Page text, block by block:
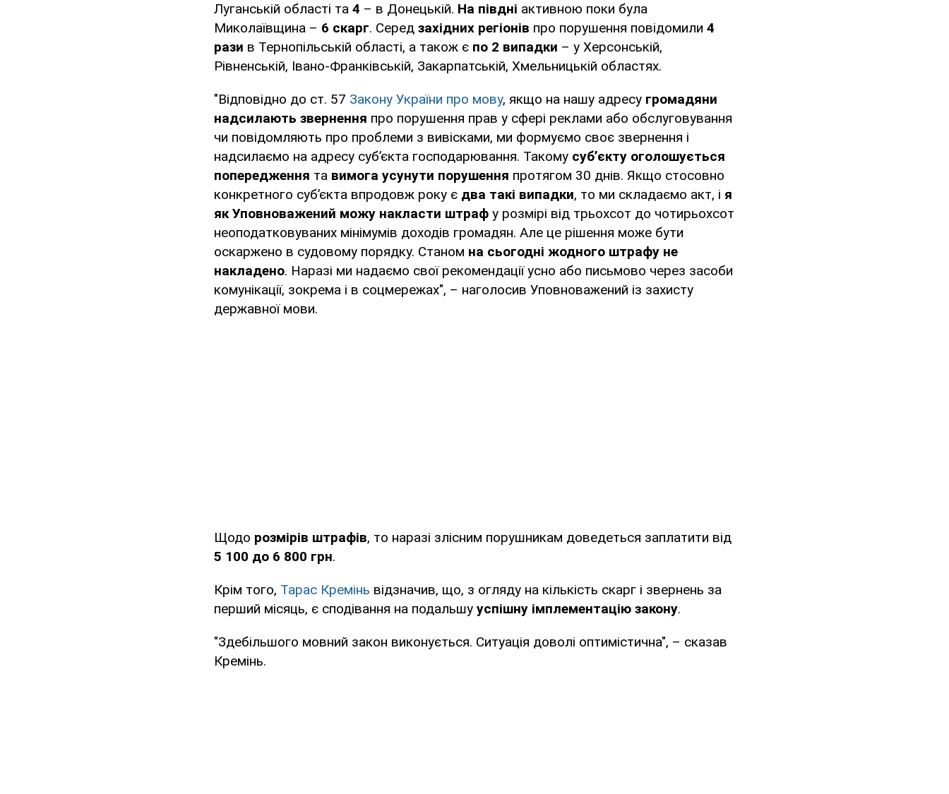
Луганській області та 4 – в Донецькій. На півдні активною поки була
Миколаївщина – 6 скарг. Серед західних регіонів про порушення повідомили 4
рази в Тернопільській області, а також є по 2 випадки – у Херсонській,
Рівненській, Івано-Франківській, Закарпатській, Хмельницькій областях.
"Відповідно до ст. 57 Закону України про мову, якщо на нашу адресу громадяни
надсилають звернення про порушення прав у сфері реклами або обслуговування
чи повідомляють про проблеми з вивісками, ми формуємо своє звернення і
надсилаємо на адресу суб’єкта господарювання. Такому суб’єкту оголошується
попередження та вимога усунути порушення протягом 30 днів. Якщо стосовно
конкретного суб’єкта впродовж року є два такі випадки, то ми складаємо акт, і я
як Уповноважений можу накласти штраф у розмірі від трьохсот до чотирьохсот
неоподатковуваних мінімумів доходів громадян. Але це рішення може бути
оскаржено в судовому порядку. Станом на сьогодні жодного штрафу не
накладено. Наразі ми надаємо свої рекомендації усно або письмово через засоби
комунікації, зокрема і в соцмережах", – наголосив Уповноважений із захисту
державної мови.
Щодо розмірів штрафів, то наразі злісним порушникам доведеться заплатити від
5 100 до 6 800 грн.
Крім того, Тарас Кремінь відзначив, що, з огляду на кількість скарг і звернень за
перший місяць, є сподівання на подальшу успішну імплементацію закону.
"Здебільшого мовний закон виконується. Ситуація доволі оптимістична", – сказав
Кремінь.